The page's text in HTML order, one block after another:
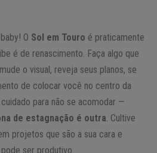
O Sol em Touro é praticamente
é de renascimento. Faça algo que
o visual, reveja seus planos, se
de colocar você no centro da
para não se acomodar —
de estagnação é outra. Cultive
projetos que são a sua cara e
ser produtivo.